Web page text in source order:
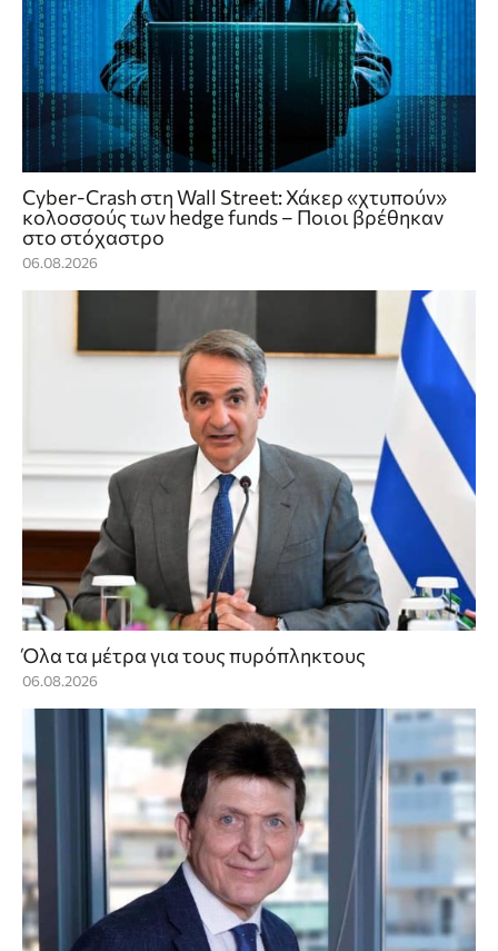
Cyber-Crash στη Wall Street: Χάκερ «χτυπούν»
κολοσσούς των hedge funds – Ποιοι βρέθηκαν
στο στόχαστρο
06.08.2026
Όλα τα μέτρα για τους πυρόπληκτους
06.08.2026